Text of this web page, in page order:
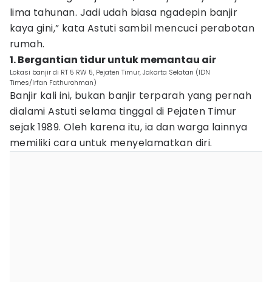
lima tahunan. Jadi udah biasa ngadepin banjir
kaya gini,” kata Astuti sambil mencuci perabotan
rumah.
1. Bergantian tidur untuk memantau air
Lokasi banjir di RT 5 RW 5, Pejaten Timur, Jakarta Selatan (IDN
Times/Irfan Fathurohman)
Banjir kali ini, bukan banjir terparah yang pernah
dialami Astuti selama tinggal di Pejaten Timur
sejak 1989. Oleh karena itu, ia dan warga lainnya
memiliki cara untuk menyelamatkan diri.